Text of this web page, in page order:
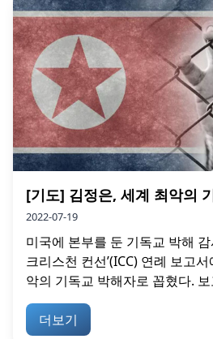
[기도] 김정은, 세계 최악의
2022-07-19
미국에 본부를 둔 기독교 박해 감
크리스천 컨선’(ICC) 연례 보고
악의 기독교 박해자로 꼽혔다.
더보기